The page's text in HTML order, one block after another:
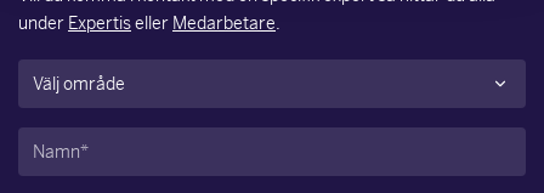
under Expertiseller Medarbetare.
Område(Obligatoriskt)
Namn(Obligatoriskt)